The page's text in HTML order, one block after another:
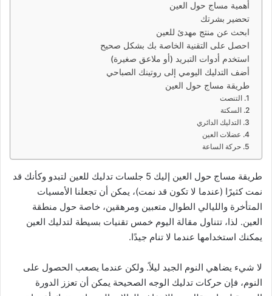
ر
د
ا
أهمية مساج حول العين
تحضير بشرتك
ابحث عن منتج مهدئ للعين
احصل على التقنية الخاصة بك بشكل صحيح
استخدم أدوات التبريد (أو ملاعق صغيرة)
أضف التدليك اليومي إلى روتينك الصباحي
طريقة مساج حول العين
1. التنصت
2. السكتة
3. التدليك الدائري
4. عضلات العين
5. حركة الساعة
طريقة مساج حول العين إليك 5 جلسات تدليك للعين لتبدو وكأنك قد
نمت كثيرًا (عندما لا تكون قد نمت)، يمكن أن تجعلنا الأمسيات
المتأخرة والليالي الطوال متعبين ومرهقين، خاصة حول منطقة
العين. لذا، تتناول مقالة اليوم خمس تقنيات بسيطة لتدليك العين
يمكنك استخدامها عندما لا تنام جيدًا.
لا شيء يضاهي النوم الجيد ليلاً. ولكن عندما يصعب الحصول على
النوم، فإن حركات تدليك الوجه الصحيحة يمكن أن تعزز الدورة